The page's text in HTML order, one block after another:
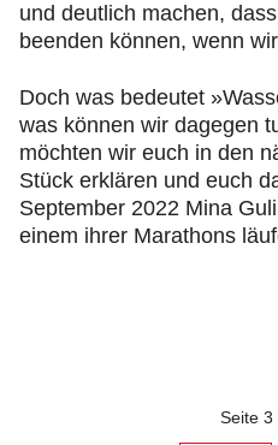
und deutlich machen,
beenden können, wenn
Doch was bedeutet
was können wir dagegen
möchten wir euch in den
Stück erklären und euch
September 2022 Mina
einem ihrer Marathons
Seite 3